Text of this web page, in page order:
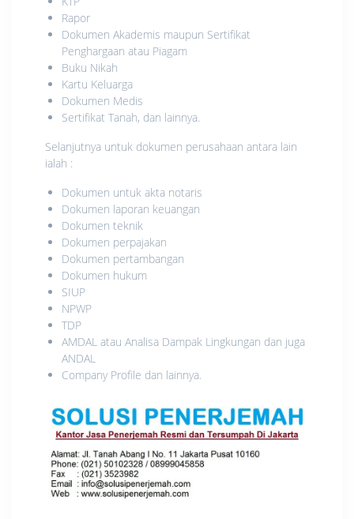
Rapor
Dokumen Akademis maupun Sertifikat
Penghargaan atau Piagam
Buku Nikah
Kartu Keluarga
Dokumen Medis
Sertifikat Tanah, dan lainnya.
Selanjutnya untuk dokumen perusahaan antara lain
ialah :
Dokumen untuk akta notaris
Dokumen laporan keuangan
Dokumen teknik
Dokumen perpajakan
Dokumen pertambangan
Dokumen hukum
SIUP
NPWP
TDP
AMDAL atau Analisa Dampak Lingkungan dan juga
ANDAL
Company Profile dan lainnya.